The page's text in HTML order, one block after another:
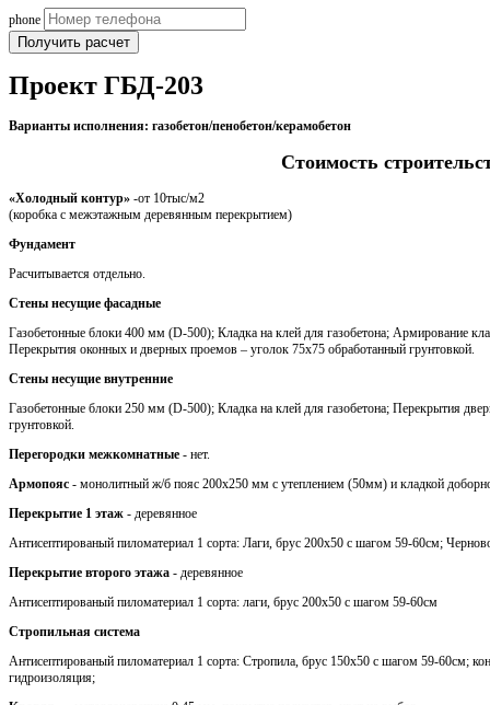
phone
Получить расчет
Проект ГБД-203
Варианты исполнения: газобетон/пенобетон/керамобетон
Стоимость
«Холодный контур» -от 10тыс/м2
(коробка с межэтажным деревянным перекрытием)
Фундамент
Расчитывается отдельно.
Стены несущие фасадные
Газобетонные блоки 400 мм (D-500); Кладка на клей для газобетона; Армирование
Перекрытия оконных и дверных проемов – уголок 75х75 обработанный грунтовкой.
Стены несущие внутренние
Газобетонные блоки 250 мм (D-500); Кладка на клей для газобетона; Перекрытия
грунтовкой.
Перегородки межкомнатные - нет.
Армопояс - монолитный ж/б пояс 200х250 мм с утеплением (50мм) и кладкой
Перекрытие 1 этаж - деревянное
Антисептированый пиломатериал 1 сорта: Лаги, брус 200х50 с шагом 59-60см;
Перекрытие второго этажа - деревянное
Антисептированый пиломатериал 1 сорта: лаги, брус 200х50 с шагом 59-60см
Стропильная система
Антисептированый пиломатериал 1 сорта: Стропила, брус 150х50 с шагом 59-60см;
гидроизоляция;